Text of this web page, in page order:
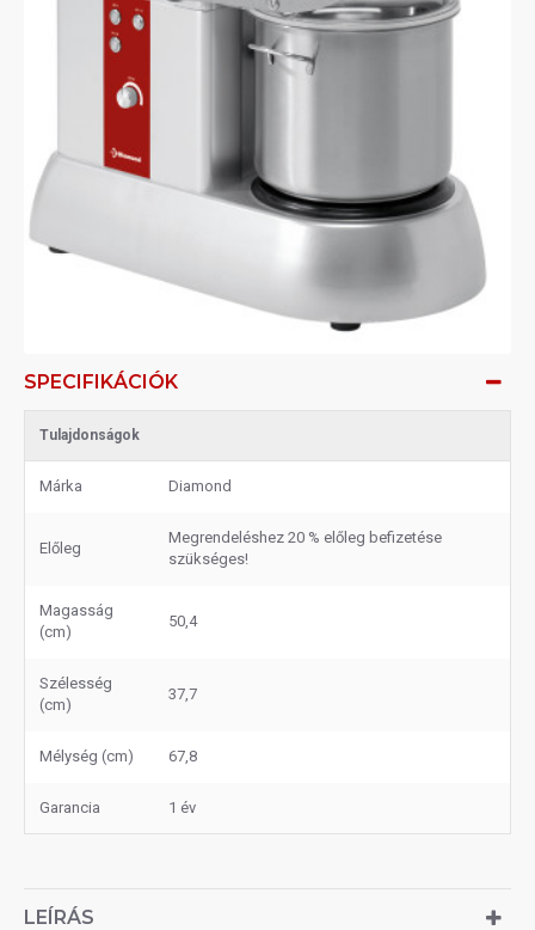
SPECIFIKÁCIÓK
Tulajdonságok
Márka Diamond
Előleg
Megrendeléshez 20 % előleg befizetése
szükséges!
Magasság
(cm)
50,4
Szélesség
(cm)
37,7
Mélység (cm) 67,8
Garancia 1 év
LEÍRÁS